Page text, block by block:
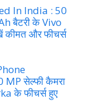
In India : 50
बैटरी के Vivo
कीमत और फीचर्स
सेल्फी कैमरा
के फीचर्स हुए